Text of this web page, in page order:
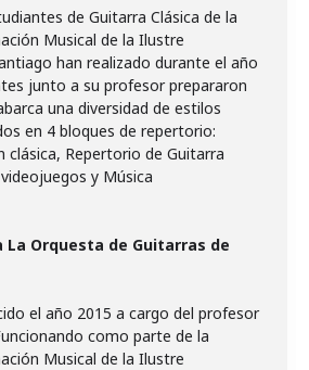
de Guitarra Clásica de la
Musical de la Ilustre
han realizado durante el año
junto a su profesor prepararon
una diversidad de estilos
en 4 bloques de repertorio:
clásica, Repertorio de Guitarra
y Música
La Orquesta de Guitarras de
el año 2015 a cargo del profesor
como parte de la
Musical de la Ilustre